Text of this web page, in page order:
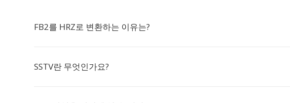
FB2를 HRZ로 변환하는 이유는?
SSTV란 무엇인가요?